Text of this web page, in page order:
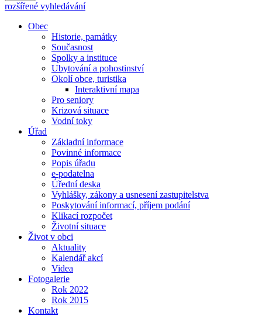
rozšířené vyhledávání
Obec
Historie, památky
Současnost
Spolky a instituce
Ubytování a pohostinství
Okolí obce, turistika
Interaktivní mapa
Pro seniory
Krizová situace
Vodní toky
Úřad
Základní informace
Povinné informace
Popis úřadu
e-podatelna
Úřední deska
Vyhlášky, zákony a usnesení zastupitelstva
Poskytování informací, příjem podání
Klikací rozpočet
Životní situace
Život v obci
Aktuality
Kalendář akcí
Videa
Fotogalerie
Rok 2022
Rok 2015
Kontakt